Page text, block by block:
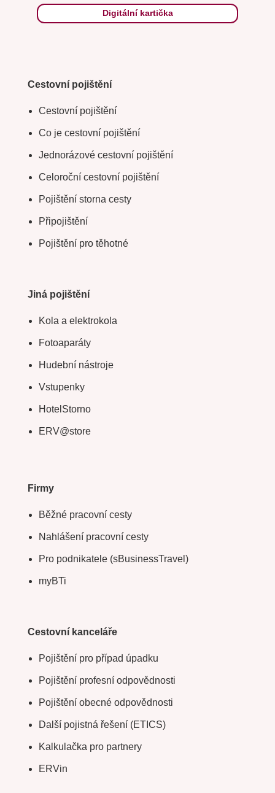
Digitální kartička
Cestovní pojištění
Cestovní pojištění
Co je cestovní pojištění
Jednorázové cestovní pojištění
Celoroční cestovní pojištění
Pojištění storna cesty
Připojištění
Pojištění pro těhotné
Jiná pojištění
Kola a elektrokola
Fotoaparáty
Hudební nástroje
Vstupenky
HotelStorno
ERV@store
Firmy
Běžné pracovní cesty
Nahlášení pracovní cesty
Pro podnikatele (sBusinessTravel)
myBTi
Cestovní kanceláře
Pojištění pro případ úpadku
Pojištění profesní odpovědnosti
Pojištění obecné odpovědnosti
Další pojistná řešení (ETICS)
Kalkulačka pro partnery
ERVin